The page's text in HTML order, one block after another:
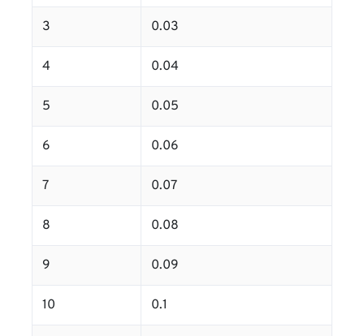
3 0.03
4 0.04
5 0.05
6 0.06
7 0.07
8 0.08
9 0.09
10 0.1